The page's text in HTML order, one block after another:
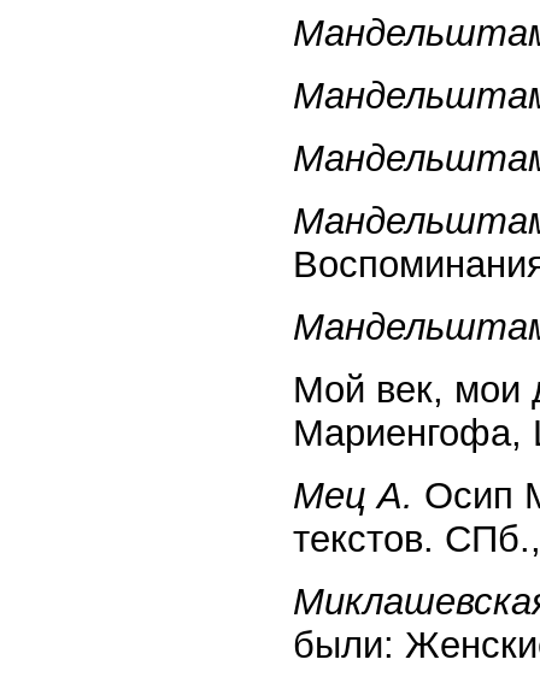
Мой век, мои
Мариенгофа,
Мец А. Осип
текстов.
были: